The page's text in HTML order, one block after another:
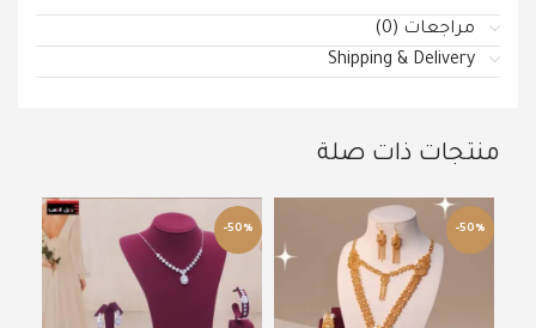
مراجعات (0)
Shipping & Delivery
منتجات ذات صلة
-50%
-50%